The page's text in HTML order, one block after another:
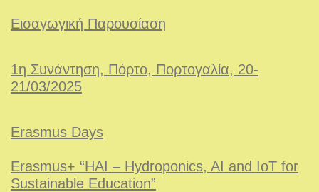
Εισαγωγική Παρουσίαση
1η Συνάντηση, Πόρτο, Πορτογαλία, 20-
21/03/2025
Erasmus Days
Erasmus+ “HAI – Hydroponics, AI and IoT for
Sustainable Education”